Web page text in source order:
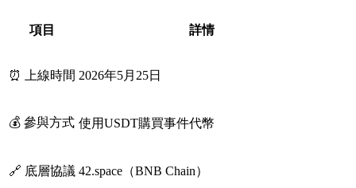
項目 詳情
⏰ 上線時間 2026年5月25日
💰 參與方式 使用USDT購買事件代幣
🔗 底層協議 42.space（BNB Chain）